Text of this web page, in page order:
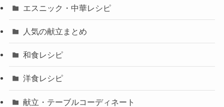
エスニック・中華レシピ
人気の献立まとめ
和食レシピ
洋食レシピ
献立・テーブルコーディネート